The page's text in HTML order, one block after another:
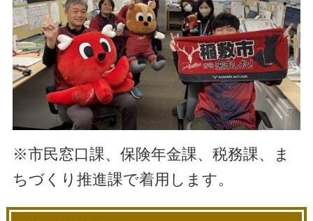
※市民窓口課、保険年金課、税務課、ま
ちづくり推進課で着用します。